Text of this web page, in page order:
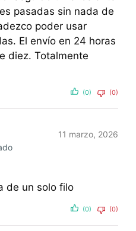
pasadas sin nada de
poder usar
El envío en 24 horas
diez. Totalmente
(0) (0)
11 marzo, 2026
de un solo filo
(0) (0)